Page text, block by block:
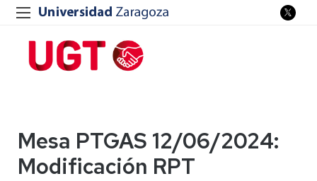
Mesa PTGAS 12/06/2024:
Modificación RPT